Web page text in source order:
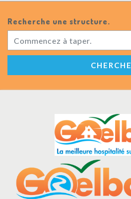
Recherche une structure.
CHERCHE